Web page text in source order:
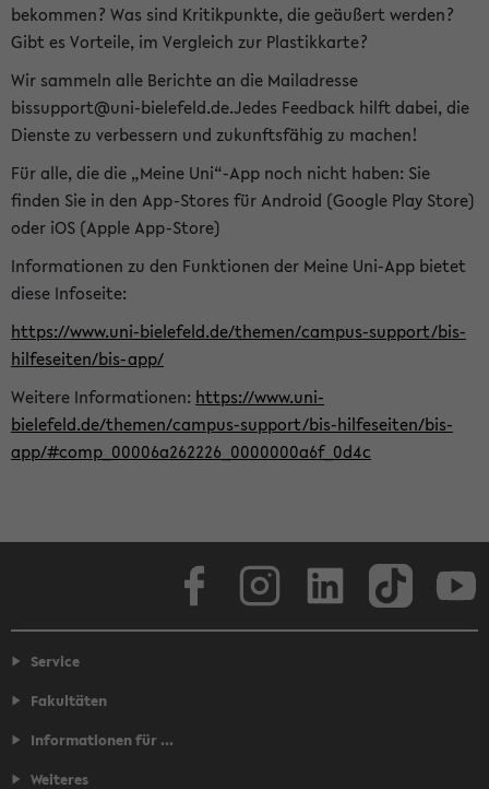
bekommen? Was sind Kritikpunkte, die geäußert werden?
Gibt es Vorteile, im Vergleich zur Plastikkarte?
Wir sammeln alle Berichte an die Mailadresse
bissupport@uni-bielefeld.de.Jedes Feedback hilft dabei, die
Dienste zu verbessern und zukunftsfähig zu machen!
Für alle, die die „Meine Uni“-App noch nicht haben: Sie
finden Sie in den App-Stores für Android (Google Play Store)
oder iOS (Apple App-Store)
Informationen zu den Funktionen der Meine Uni-App bietet
diese Infoseite:
https://www.uni-bielefeld.de/themen/campus-support/bis-
hilfeseiten/bis-app/
Weitere Informationen: https://www.uni-
bielefeld.de/themen/campus-support/bis-hilfeseiten/bis-
app/#comp_00006a262226_0000000a6f_0d4c
Service
Fakultäten
Informationen für ...
Weiteres